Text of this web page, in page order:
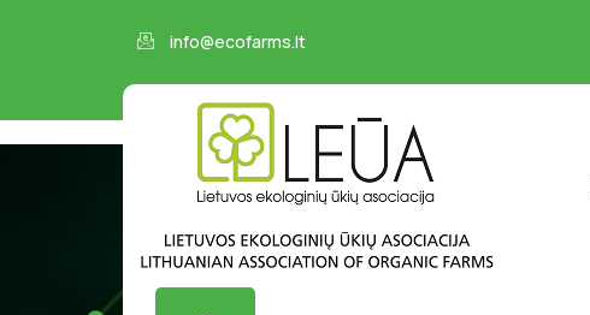
info@ecofarms.lt